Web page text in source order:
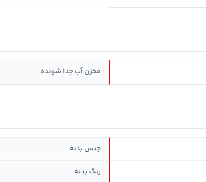
مخزن آب جدا شونده
جنس بدنه
رنگ بدنه